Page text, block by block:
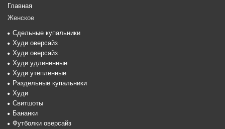
Главная
Женское
Сдельные купальники
Худи оверсайз
Худи оверсайз
Худи удлиненные
Худи утепленные
Раздельные купальники
Худи
Свитшоты
Бананки
Футболки оверсайз